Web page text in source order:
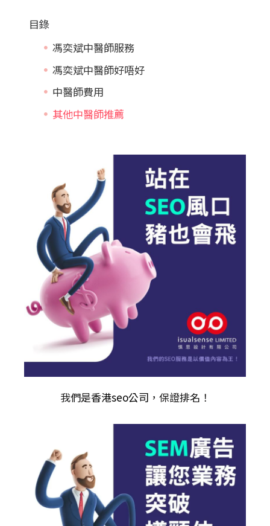
目錄
馮奕斌中醫師服務
馮奕斌中醫師好唔好
中醫師費用
其他中醫師推薦
我們是香港seo公司 ，保證排名！